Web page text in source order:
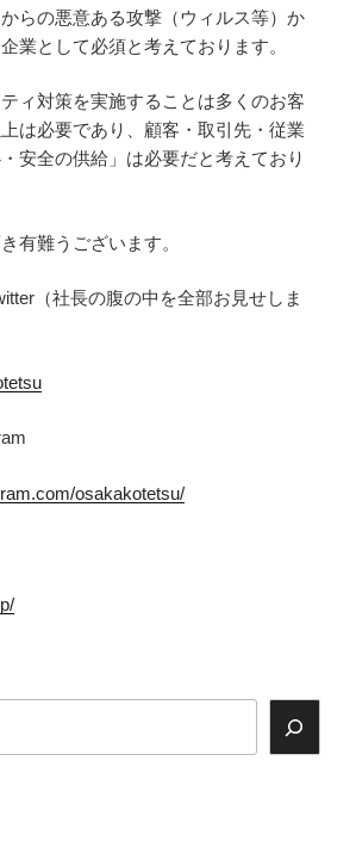
らの悪意ある攻撃（ウィルス等）か
業として必須と考えております。
ィ対策を実施することは多くのお客
は必要であり、顧客・取引先・従業
安全の供給」は必要だと考えており
有難うございます。
（社長の腹の中を全部お見せしま
osakakotetsu/